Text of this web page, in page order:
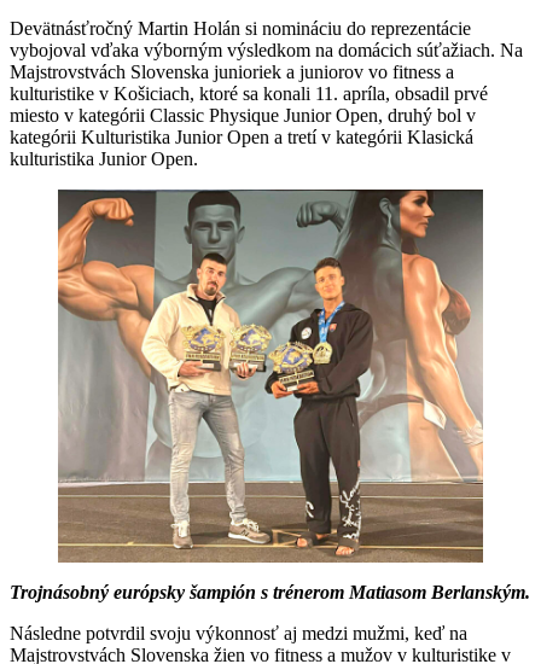
Devätnásťročný Martin Holán si nomináciu do reprezentácie
vybojoval vďaka výborným výsledkom na domácich súťažiach. Na
Majstrovstvách Slovenska junioriek a juniorov vo fitness a
kulturistike v Košiciach, ktoré sa konali 11. apríla, obsadil prvé
miesto v kategórii Classic Physique Junior Open, druhý bol v
kategórii Kulturistika Junior Open a tretí v kategórii Klasická
kulturistika Junior Open.
Trojnásobný európsky šampión s trénerom Matiasom Berlanským.
Následne potvrdil svoju výkonnosť aj medzi mužmi, keď na
Majstrovstvách Slovenska žien vo fitness a mužov v kulturistike v